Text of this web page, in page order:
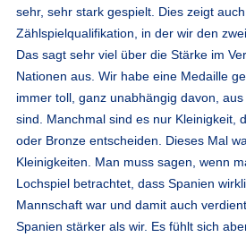
sehr, sehr stark gespielt. Dies zeigt
Zählspielqualifikation, in der wir den
Das sagt sehr viel über die Stärke im
Nationen aus. Wir habe eine Medaille
immer toll, ganz unabhängig davon,
sind. Manchmal sind es nur Kleinigkeit,
oder Bronze entscheiden. Dieses Mal
Kleinigkeiten. Man muss sagen, wenn
Lochspiel betrachtet, dass Spanien
Mannschaft war und damit auch
Spanien stärker als wir. Es fühlt sich